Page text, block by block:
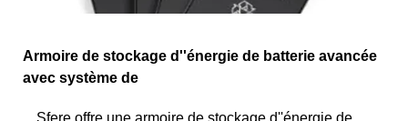
Armoire de stockage d''énergie de batterie avancée
avec système de
Sfere offre une armoire de stockage d''énergie de